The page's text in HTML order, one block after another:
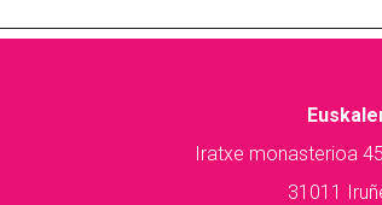
Iratxe monasterioa
31011